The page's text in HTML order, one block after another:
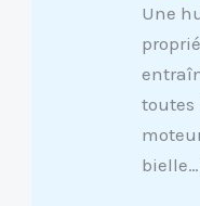
Une
toutes